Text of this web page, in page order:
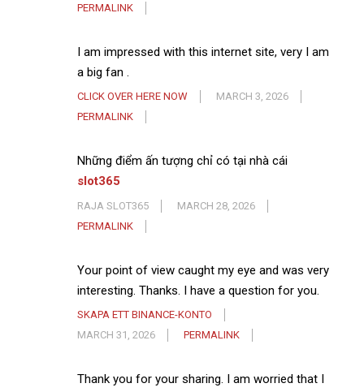
PERMALINK
I am impressed with this internet site, very I am
a big fan .
CLICK OVER HERE NOW
MARCH 3, 2026
PERMALINK
Những điểm ấn tượng chỉ có tại nhà cái
slot365
RAJA SLOT365
MARCH 28, 2026
PERMALINK
Your point of view caught my eye and was very
interesting. Thanks. I have a question for you.
SKAPA ETT BINANCE-KONTO
MARCH 31, 2026
PERMALINK
Thank you for your sharing. I am worried that I